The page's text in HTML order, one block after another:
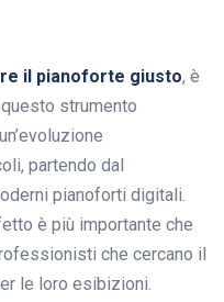
il pianoforte giusto, è
strumento
partendo dal
pianoforti digitali.
è più importante che
che cercano il
le loro esibizioni.